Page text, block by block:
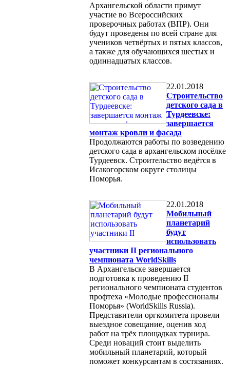
Архангельской области примут
участие во Всероссийских
проверочных работах (ВПР). Они
будут проведены по всей стране для
учеников четвёртых и пятых классов,
а также для обучающихся шестых и
одиннадцатых классов.
22.01.2018
Строительство
детского сада в
Турдеевске:
завершается
монтаж кровли и фасада
Продолжаются работы по возведению
детского сада в архангельском посёлке
Турдеевск. Строительство ведётся в
Исакогорском округе столицы
Поморья.
22.01.2018
Мобильный
планетарий
будут
использовать
участники II регионального
чемпионата WorldSkills
В Архангельске завершается
подготовка к проведению II
регионального чемпионата студентов
профтеха «Молодые профессионалы
Поморья» (WorldSkills Russia).
Представители оргкомитета провели
выездное совещание, оценив ход
работ на трёх площадках турнира.
Среди новаций стоит выделить
мобильный планетарий, который
поможет конкурсантам в состязаниях.